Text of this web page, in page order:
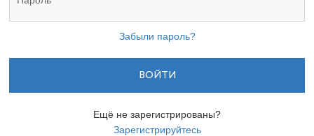
Забыли пароль?
ВОЙТИ
Ещё не зарегистрированы?
Зарегистрируйтесь